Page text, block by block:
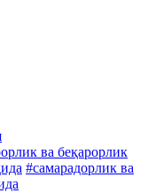
ва беқарорлик
#самарадорлик ва